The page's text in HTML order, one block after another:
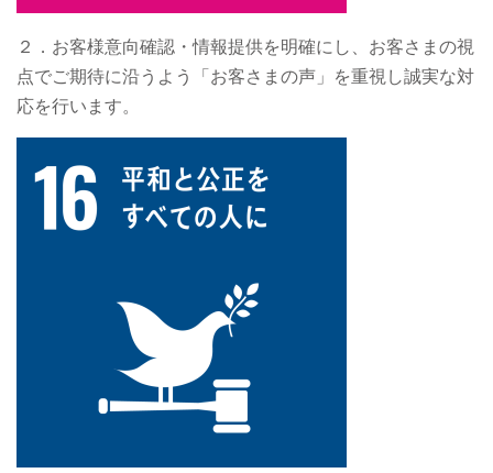
２．お客様意向確認・情報提供を明確にし、お客さまの視
点でご期待に沿うよう「お客さまの声」を重視し誠実な対
応を行います。